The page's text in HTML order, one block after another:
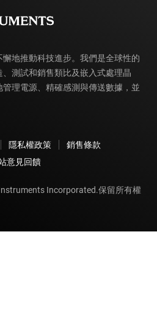
地推動科技進步。我們是全球性的
測試和銷售類比及嵌入式處理晶
理電源、精確感測與傳送數據，並
隱私權政策
銷售條款
意見回饋
Incorporated.保留所有權